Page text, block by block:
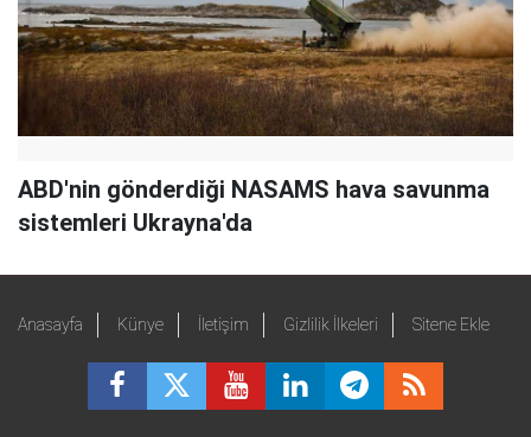
ABD'nin gönderdiği NASAMS hava savunma
sistemleri Ukrayna'da
Anasayfa Künye İletişim Gizlilik İlkeleri Sitene Ekle